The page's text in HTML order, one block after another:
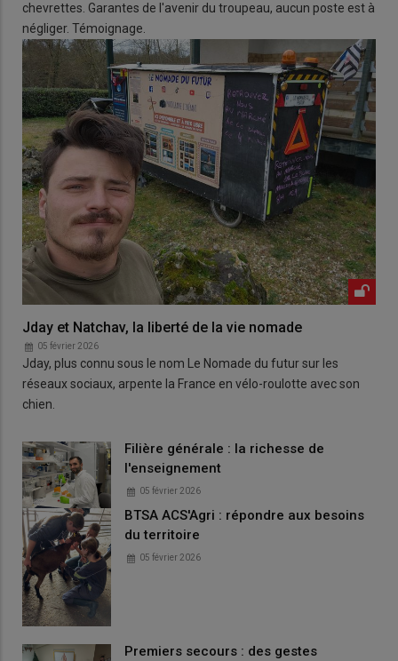
chevrettes. Garantes de l'avenir du troupeau, aucun poste est à
négliger. Témoignage.
Jday et Natchav, la liberté de la vie nomade
05 février 2026
Jday, plus connu sous le nom Le Nomade du futur sur les
réseaux sociaux, arpente la France en vélo-roulotte avec son
chien.
Filière générale : la richesse de
l'enseignement
05 février 2026
BTSA ACS'Agri : répondre aux besoins
du territoire
05 février 2026
Premiers secours : des gestes